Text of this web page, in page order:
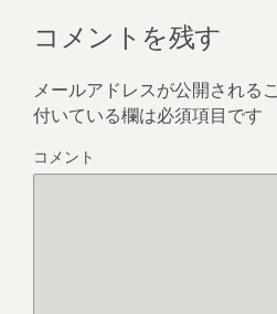
コメントを残す
メールアドレスが公開される
付いている欄は必須項目です
コメント